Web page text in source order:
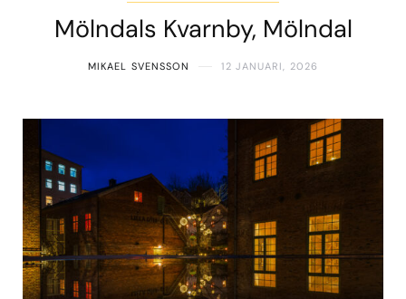
Mölndals Kvarnby, Mölndal
MIKAEL SVENSSON 12 JANUARI, 2026